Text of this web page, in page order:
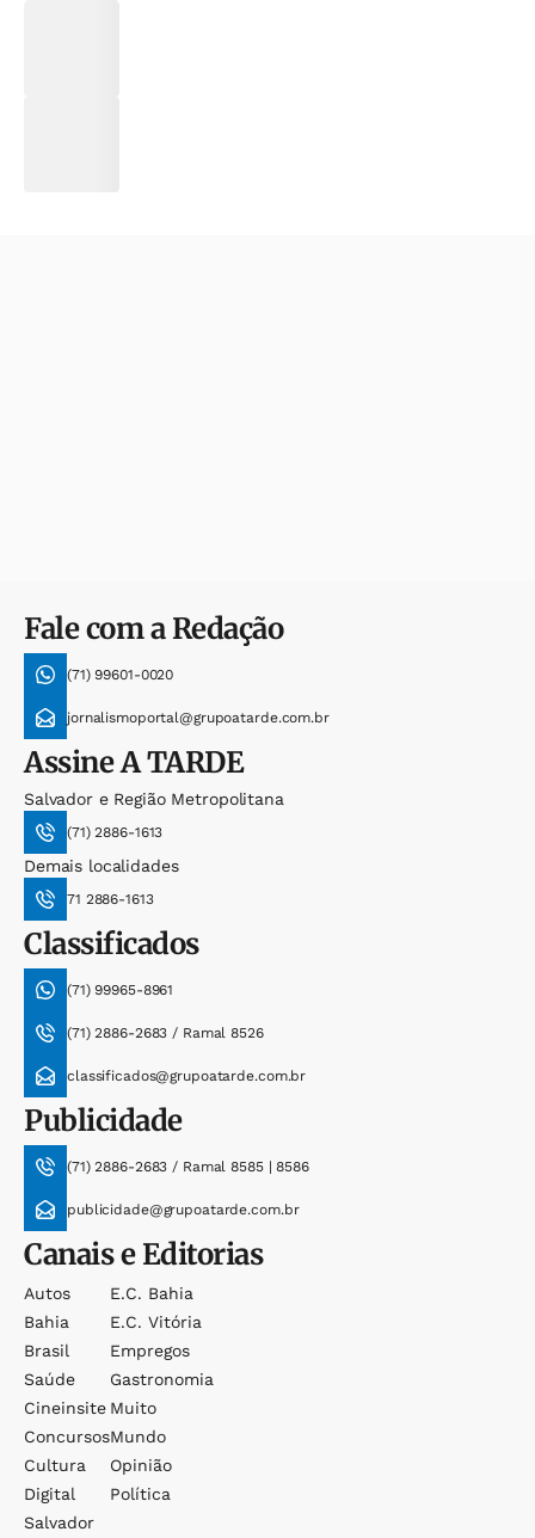
Fale com a Redação
(71) 99601-0020
jornalismoportal@grupoatarde.com.br
AssineA TARDE
Salvador e Região Metropolitana
(71) 2886-1613
Demais localidades
71 2886-1613
Classificados
(71) 99965-8961
(71) 2886-2683 / Ramal 8526
classificados@grupoatarde.com.br
Publicidade
(71) 2886-2683 / Ramal 8585 | 8586
publicidade@grupoatarde.com.br
Canais e Editorias
Autos
Bahia
Brasil
Saúde
Cineinsite
Concursos
Cultura
Digital
Salvador
E.c. Bahia
E.c. Vitória
Empregos
Gastronomia
Muito
Mundo
Opinião
Política